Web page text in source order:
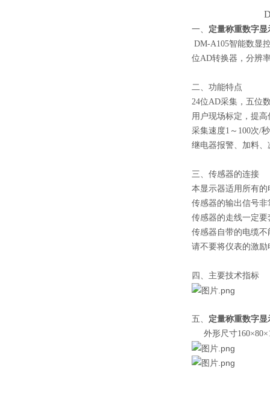
DM-A105
一、 定量称重数字显
DM-A105智能数显
位AD转换器，分辨
二、功能特点
24位AD采集，五
用户现场标定，提
采集速度1～100
继电器报警、加
三、传感器的连接
本显示器适用所有
传感器的输出信号
传感器的走线一定
传感器自带的电缆
请不要将仪表的激
四、主要技术指标
五、 定量称重数字显
外形尺寸